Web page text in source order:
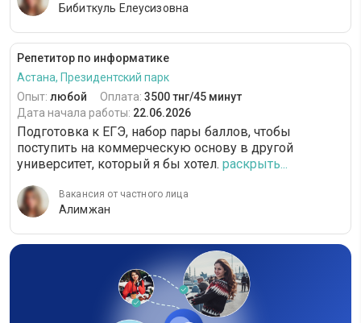
Бибиткуль Елеусизовна
Репетитор по информатике
Астана, Президентский парк
Опыт: любой Оплата: 3500 тнг/45 минут
Дата начала работы: 22.06.2026
Подготовка к ЕГЭ, набор пары баллов, чтобы
поступить на коммерческую основу в другой
университет, который я бы хотел. раскрыть...
Вакансия от частного лица
Алимжан